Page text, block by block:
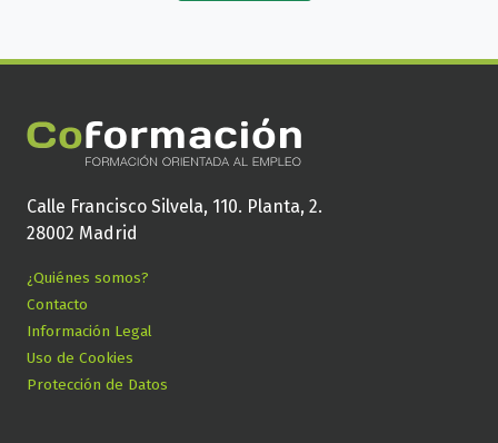
Calle Francisco Silvela, 110. Planta, 2.
28002 Madrid
¿Quiénes somos?
Contacto
Información Legal
Uso de Cookies
Protección de Datos